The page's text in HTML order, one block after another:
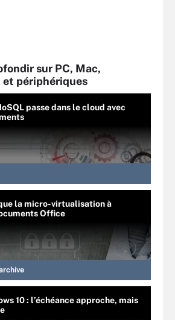
sur PC, Mac,
périphériques
passe dans le cloud avec
la micro-virtualisation à
Office
10 : l’échéance approche, mais